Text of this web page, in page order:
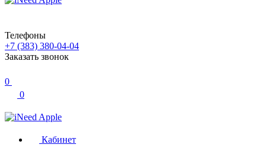
Телефоны
+7 (383) 380-04-04
Заказать звонок
0
0
Кабинет